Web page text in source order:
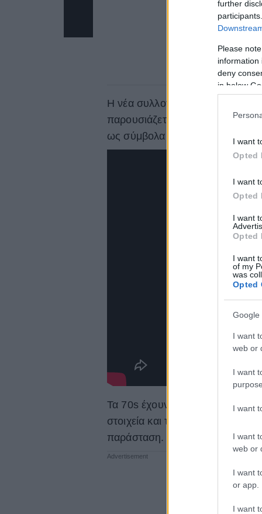
further
Please
information
deny
in below
I want
Opted
I want
Opted
I want
Opted
I want
of my
was
Opted
Google
I want
web or
I want
I want
I want
web or
I want
or app.
I want
Η νέα συλλογή του Alessandro
παρουσιάζεται με την γνωστή
ως σύμβολα της ελευθερίας.
Τα 70s έχουν έντονη παρουσία,
στοιχεία και τα υπερμεγέθη
παράσταση.